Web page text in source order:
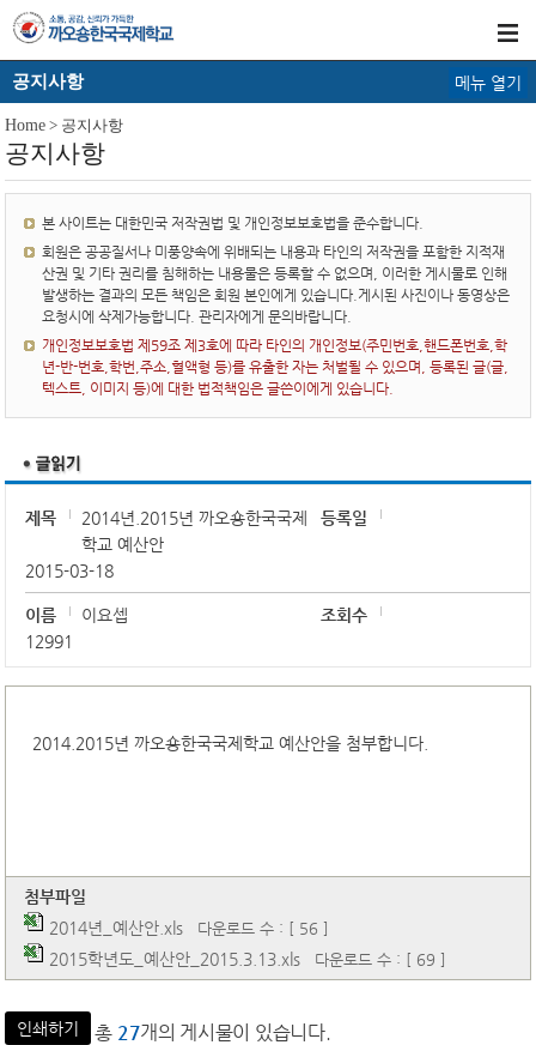
공지사항 메뉴 열기
Home > 공지사항
공지사항
본 사이트는 대한민국 저작권법 및 개인정보보호법을 준수합니다.
회원은 공공질서나 미풍양속에 위배되는 내용과 타인의 저작권을 포함한 지적재
산권 및 기타 권리를 침해하는 내용물은 등록할 수 없으며, 이러한 게시물로 인해
발생하는 결과의 모든 책임은 회원 본인에게 있습니다.게시된 사진이나 동영상은
요청시에 삭제가능합니다. 관리자에게 문의바랍니다.
개인정보보호법 제59조 제3호에 따라 타인의 개인정보(주민번호,핸드폰번호,학
년-반-번호,학번,주소,혈액형 등)를 유출한 자는 처벌될 수 있으며, 등록된 글(글,
텍스트, 이미지 등)에 대한 법적책임은 글쓴이에게 있습니다.
제목
2014년.2015년 까오숑한국국제
학교 예산안
등록일
2015-03-18
이름 이요셉
조회수
12991
2014.2015년 까오숑한국국제학교 예산안을 첨부합니다.
첨부파일
2014년_예산안.xls 다운로드 수 : [ 56 ]
2015학년도_예산안_2015.3.13.xls 다운로드 수 : [ 69 ]
인쇄하기 총 27개의 게시물이 있습니다.